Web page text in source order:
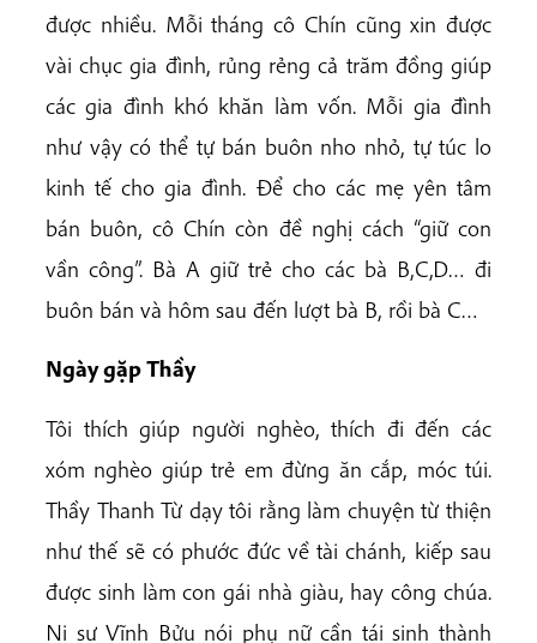
được nhiều. Mỗi tháng cô Chín cũng xin được
vài chục gia đình, rủng rẻng cả trăm đồng giúp
các gia đình khó khăn làm vốn. Mỗi gia đình
như vậy có thể tự bán buôn nho nhỏ, tự túc lo
kinh tế cho gia đình. Để cho các mẹ yên tâm
bán buôn, cô Chín còn đề nghị cách “giữ con
vần công”. Bà A giữ trẻ cho các bà B,C,D… đi
buôn bán và hôm sau đến lượt bà B, rồi bà C…
Ngày gặp Thầy
Tôi thích giúp người nghèo, thích đi đến các
xóm nghèo giúp trẻ em đừng ăn cắp, móc túi.
Thầy Thanh Từ dạy tôi rằng làm chuyện từ thiện
như thế sẽ có phước đức về tài chánh, kiếp sau
được sinh làm con gái nhà giàu, hay công chúa.
Ni sư Vĩnh Bửu nói phụ nữ cần tái sinh thành